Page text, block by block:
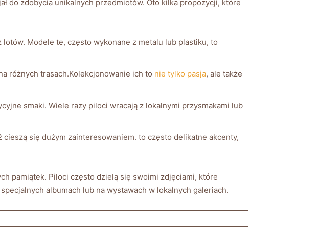
do zdobycia unikalnych przedmiotów. Oto kilka propozycji, które
Modele⁤ te, często wykonane z metalu lub plastiku, to
różnych trasach.Kolekcjonowanie ich to nie tylko pasja, ‍ale także
smaki. Wiele razy piloci wracają z ​lokalnymi⁤ przysmakami lub
się​ dużym zainteresowaniem. to często delikatne akcenty,
pamiątek. Piloci często dzielą się swoimi zdjęciami, które
​albumach lub na wystawach w lokalnych ‍galeriach.